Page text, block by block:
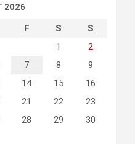
2026
F S
S
1
2
7 8
9
14 15
16
21 22
23
28 29
30